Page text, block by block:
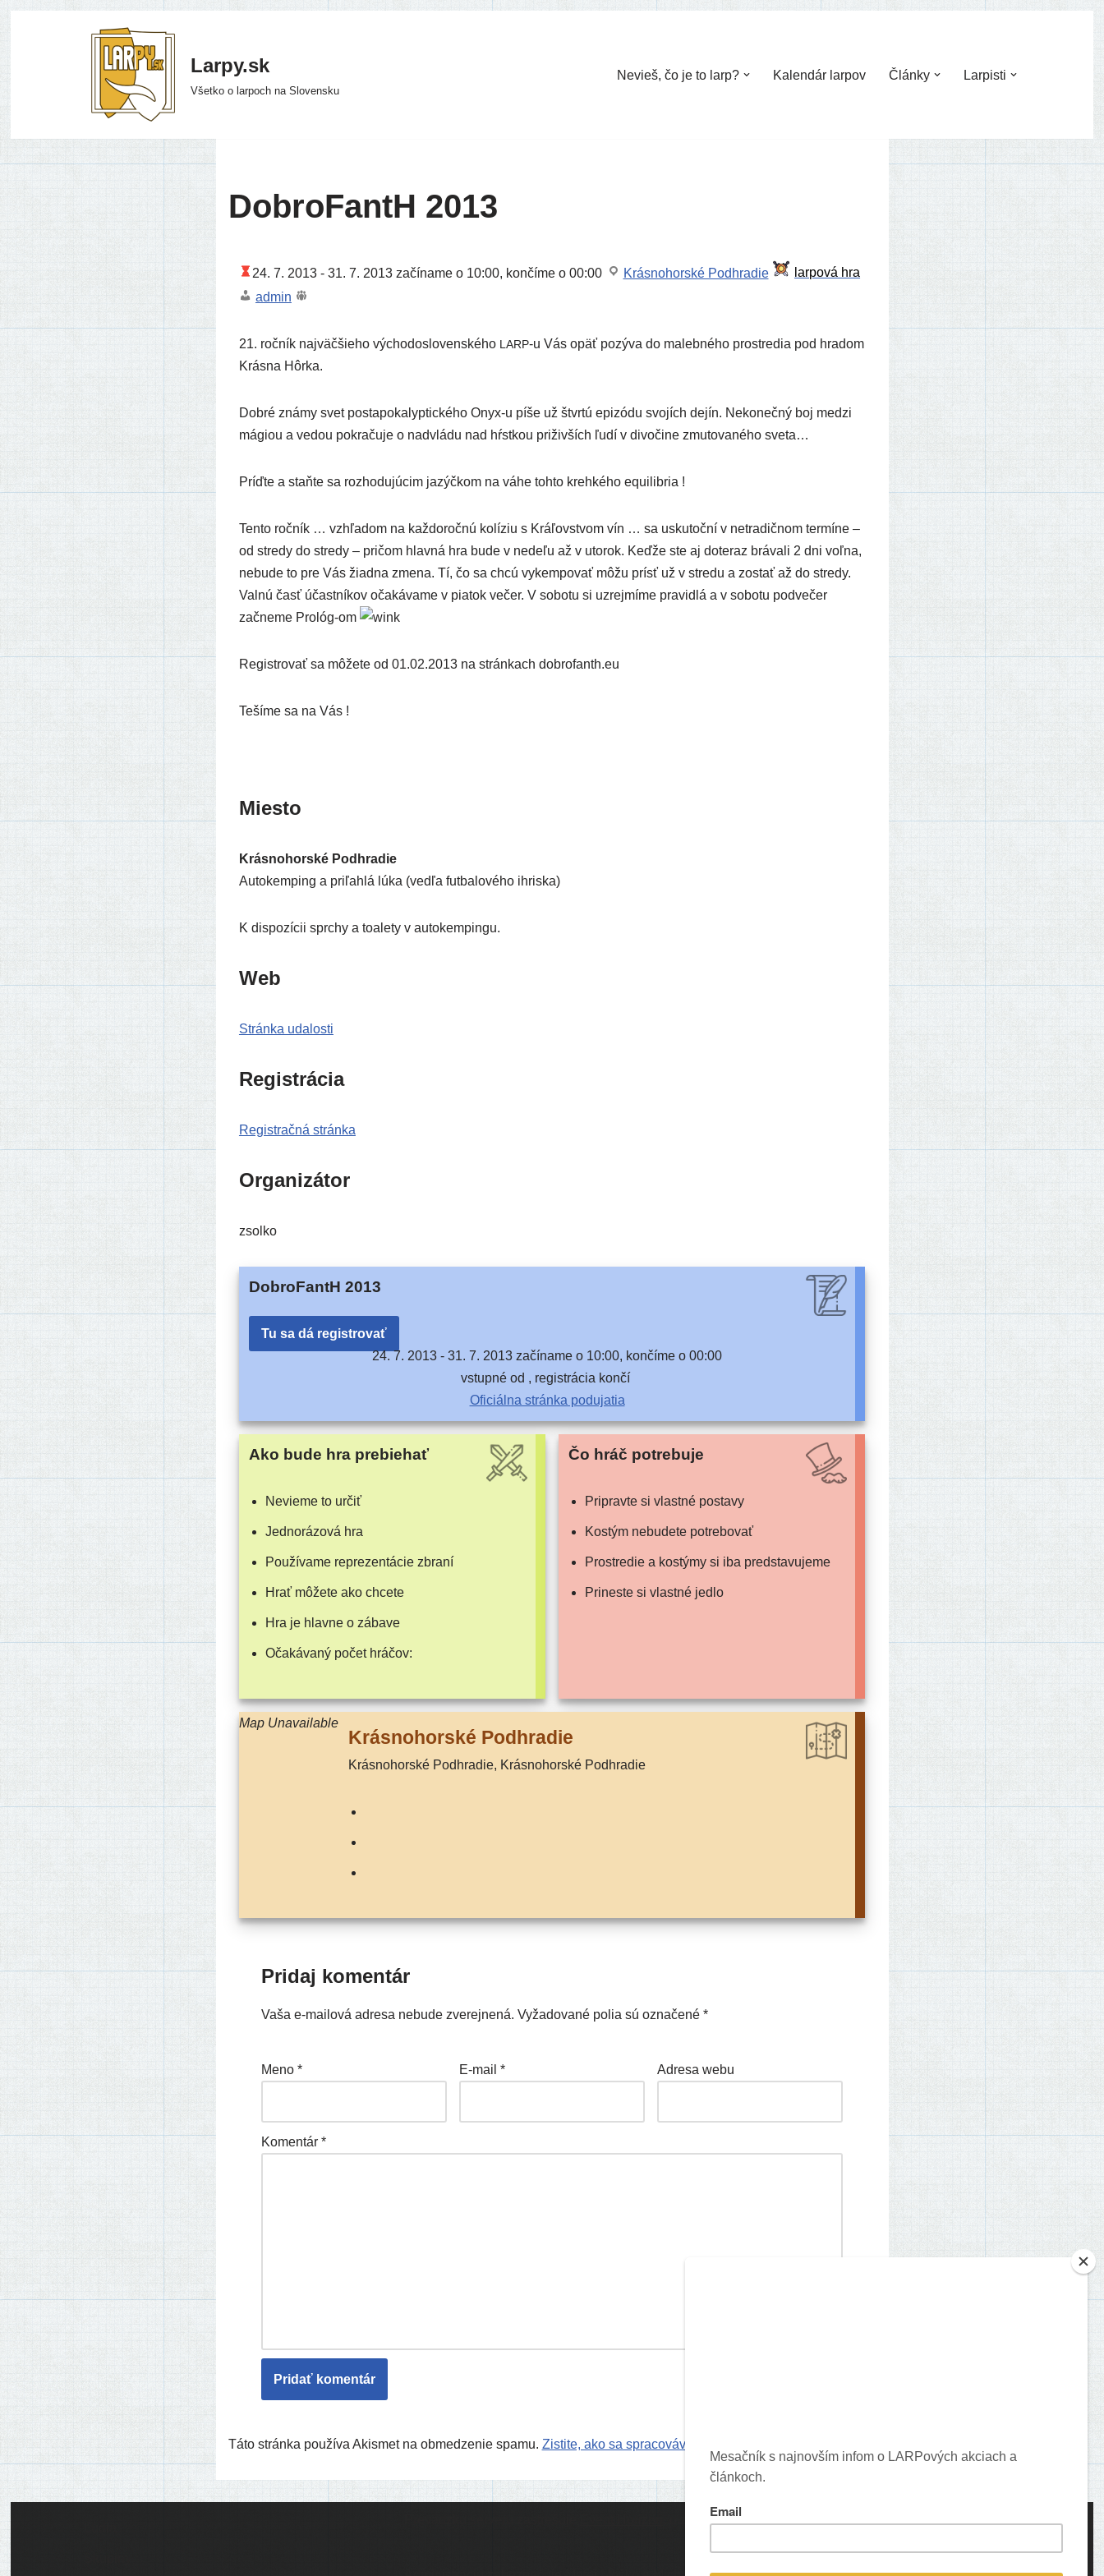
Larpy.sk
Všetko o larpoch na Slovensku
Nevieš, čo je to larp? Kalendár larpov Články Larpisti
DobroFantH 2013
24. 7. 2013 -31. 7. 2013 začí­na­me o 10:00, kon­čí­me o 00:00
Krásnohorské Podhradie
admin
21. roč­ník naj­väč­šie­ho výcho­do­slo­ven­ské­ho LARP‑u Vás opäť pozý­va do maleb­né­ho pro­stre­dia pod hra­dom
Krásna Hôrka.
Dobré zná­my svet posta­po­ka­lyp­tic­ké­ho Onyx‑u píše už štvr­tú epi­zó­du svo­jích dejín. Nekonečný boj medzi
mági­ou a vedou pokra­ču­je o nad­vlá­du nad hŕs­tkou pri­živ­ších ľudí v divo­či­ne zmu­to­va­né­ho sveta…
Príďte a staň­te sa roz­ho­du­jú­cim jazýč­kom na váhe toh­to kreh­ké­ho equilibria !
Tento roč­ník … vzhľa­dom na kaž­do­roč­nú kolí­ziu s Kráľovstvom vín … sa usku­toč­ní v netra­dič­nom ter­mí­ne –
od stre­dy do stre­dy – pri­čom hlav­ná hra bude v nede­ľu až v uto­rok. Keďže ste aj dote­raz brá­va­li 2 dni voľ­na,
nebu­de to pre Vás žiad­na zme­na. Tí, čo sa chcú vykem­po­vať môžu prí­sť už v stre­du a zostať až do stre­dy.
Valnú časť účast­ní­kov oča­ká­va­me v pia­tok večer. V sobo­tu si uzrej­mí­me pra­vid­lá a v sobo­tu pod­ve­čer
začne­me Prológ-om
Registrovať sa môže­te od 01.02.2013 na strán­kach dob​ro​fanth​.eu
Tešíme sa na Vás !
Miesto
Krásnohorské Podhradie
Autokemping a pri­ľah­lá lúka (ved­ľa fut­ba­lo­vé­ho ihriska)
K dis­po­zí­cii spr­chy a toale­ty v autokempingu.
Web
Stránka uda­los­ti
Registrácia
Registračná strán­ka
Organizátor
zsol­ko
DobroFantH 2013
Tu sa dá registrovať
24. 7. 2013 - 31. 7. 2013 začí­na­me o 10:00, kon­čí­me o 00:00
vstup­né od , regis­trá­cia končí
Oficiálna strán­ka podujatia
Ako bude hra prebiehať
Nevieme to určiť
Jednorázová hra
Používame repre­zen­tá­cie zbraní
Hrať môže­te ako chcete
Hra je hlav­ne o zábave
Očakávaný počet hráčov:
Čo hráč potrebuje
Pripravte si vlast­né postavy
Kostým nebu­de­te potrebovať
Prostredie a kos­tý­my si iba predstavujeme
Prineste si vlast­né jedlo
Map Unavailable
Krásnohorské Podhradie
Krásnohorské Podhradie, Krásnohorské Podhradie
Pridaj komentár
Vaša e-mailová adresa nebude zverejnená. Vyžadované polia sú označené *
Meno * E-mail * Adresa webu
Komentár *
Táto stránka používa Akismet na obmedzenie spamu. Zistite, ako sa spracovávajú údaje o vašich komentároch.
Icons created by Freepik - Flaticon